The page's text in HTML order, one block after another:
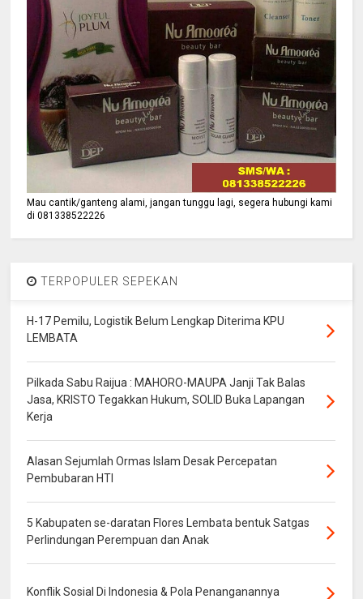
Mau cantik/ganteng alami, jangan tunggu lagi, segera hubungi kami
di 081338522226
TERPOPULER SEPEKAN
H-17 Pemilu, Logistik Belum Lengkap Diterima KPU
LEMBATA
Pilkada Sabu Raijua : MAHORO-MAUPA Janji Tak Balas
Jasa, KRISTO Tegakkan Hukum, SOLID Buka Lapangan
Kerja
Alasan Sejumlah Ormas Islam Desak Percepatan
Pembubaran HTI
5 Kabupaten se-daratan Flores Lembata bentuk Satgas
Perlindungan Perempuan dan Anak
Konflik Sosial Di Indonesia & Pola Penanganannya